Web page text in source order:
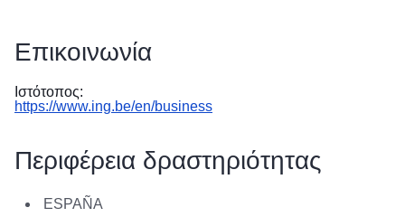
Επικοινωνία
Ιστότοπος:
https://www.ing.be/en/business
Περιφέρεια δραστηριότητας
ESPAÑA